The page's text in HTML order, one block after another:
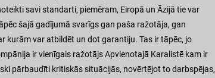
savi standarti, piemēram, Eiropā un Āzijā tie var
šajā gadījumā svarīgs gan paša ražotāja, gan
kurām var atbildēt un dot garantiju. Tas ir tāpēc, jo
ir vienīgais ražotājs Apvienotajā Karalistē kam ir
pārbaudīti kritiskās situācijās, novērtējot to darbspējas,